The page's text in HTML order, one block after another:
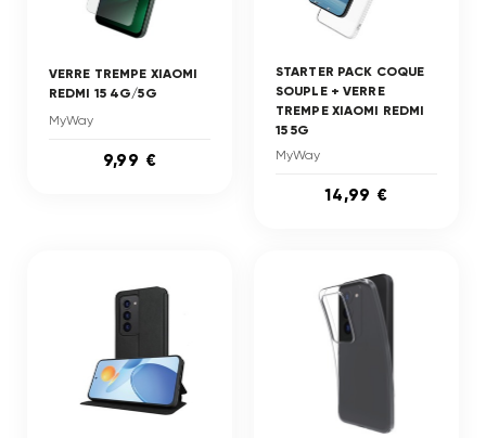
VERRE TREMPE XIAOMI
REDMI 15 4G/5G
MyWay
9,99 €
STARTER PACK COQUE
SOUPLE + VERRE
TREMPE XIAOMI REDMI
15 5G
MyWay
14,99 €